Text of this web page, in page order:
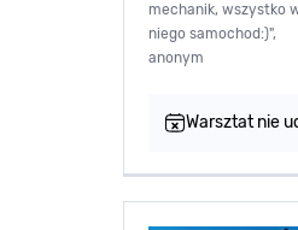
mechanik, wszystko
niego samochod:)",
anonym
Warsztat nie